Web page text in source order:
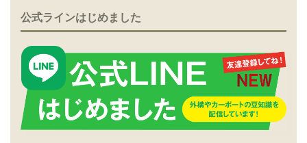
公式ラインはじめました